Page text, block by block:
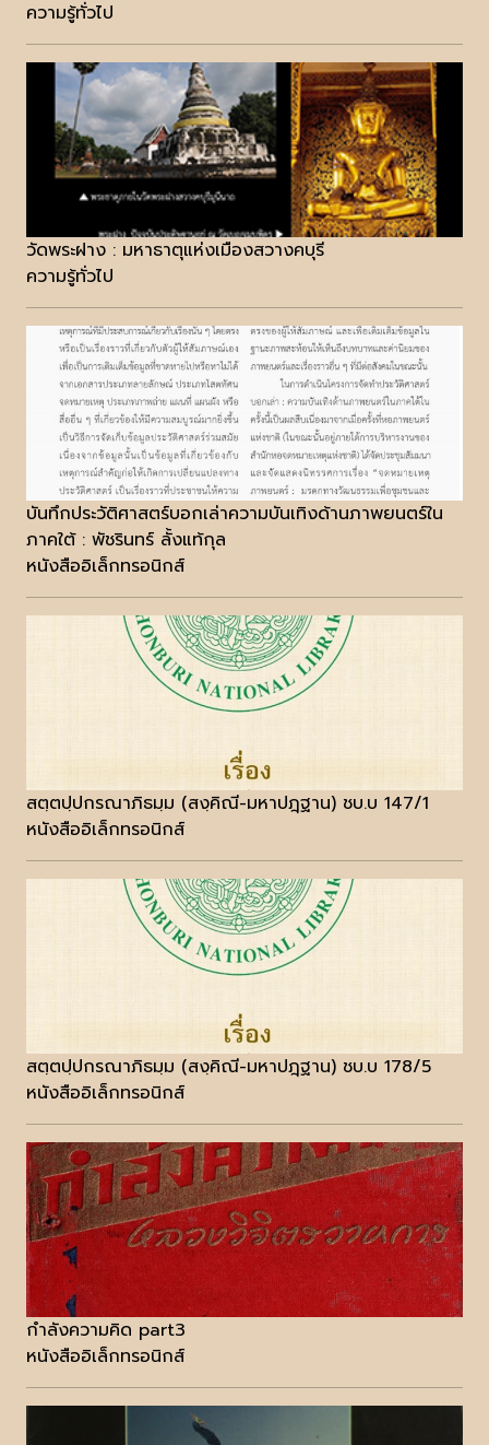
ความรู้ทั่วไป
วัดพระฝาง : มหาธาตุแห่งเมืองสวางคบุรี
ความรู้ทั่วไป
บันทึกประวัติศาสตร์บอกเล่าความบันเทิงด้านภาพยนตร์ใน
ภาคใต้ : พัชรินทร์ ลั้งแท้กุล
หนังสืออิเล็กทรอนิกส์
สตฺตปฺปกรณาภิธมฺม (สงฺคิณี-มหาปฎฺฐาน) ชบ.บ 147/1
หนังสืออิเล็กทรอนิกส์
สตฺตปฺปกรณาภิธมฺม (สงฺคิณี-มหาปฎฺฐาน) ชบ.บ 178/5
หนังสืออิเล็กทรอนิกส์
กำลังความคิด part3
หนังสืออิเล็กทรอนิกส์